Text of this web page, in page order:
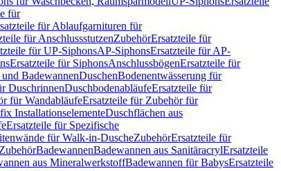
für
für Ablaufgarnituren für
für AnschlussstutzenZubehörErsatzteile für
für UP-SiphonsAP-SiphonsErsatzteile für AP-
Ersatzteile für SiphonsAnschlussbögenErsatzteile für
BadewannenDuschenBodenentwässerung für
DuschrinnenDuschbodenabläufeErsatzteile für
für WandabläufeErsatzteile für Zubehör für
InstallationselementeDuschflächen aus
Ersatzteile für Spezifische
für Walk-in-DuscheZubehörErsatzteile für
ZubehörBadewannenBadewannen aus SanitäracrylErsatzteile
aus MineralwerkstoffBadewannen für BabysErsatzteile